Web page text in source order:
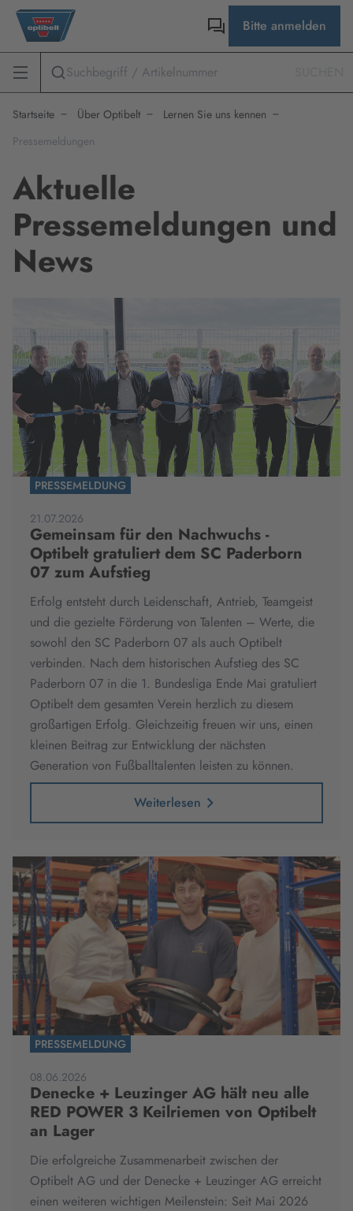
Bitte anmelden
Startseite Über Optibelt
Lernen Sie uns kennen
Pressemeldungen
Aktuelle
Pressemeldungen und
News
PRESSEMELDUNG
21.07.2026
Gemeinsam für den Nachwuchs -
Optibelt gratuliert dem SC Paderborn
07 zum Aufstieg
Erfolg entsteht durch Leidenschaft, Antrieb, Teamgeist
und die gezielte Förderung von Talenten – Werte, die
sowohl den SC Paderborn 07 als auch Optibelt
verbinden. Nach dem historischen Aufstieg des SC
Paderborn 07 in die 1. Bundesliga Ende Mai gratuliert
Optibelt dem gesamten Verein herzlich zu diesem
großartigen Erfolg. Gleichzeitig freuen wir uns, einen
kleinen Beitrag zur Entwicklung der nächsten
Generation von Fußballtalenten leisten zu können.
Weiterlesen
PRESSEMELDUNG
08.06.2026
Denecke + Leuzinger AG hält neu alle
RED POWER 3 Keilriemen von Optibelt
an Lager
Die erfolgreiche Zusammenarbeit zwischen der
Optibelt AG und der Denecke + Leuzinger AG erreicht
einen weiteren wichtigen Meilenstein: Seit Mai 2026